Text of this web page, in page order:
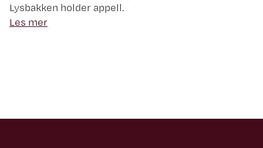
Lysbakken holder appell.
Les mer